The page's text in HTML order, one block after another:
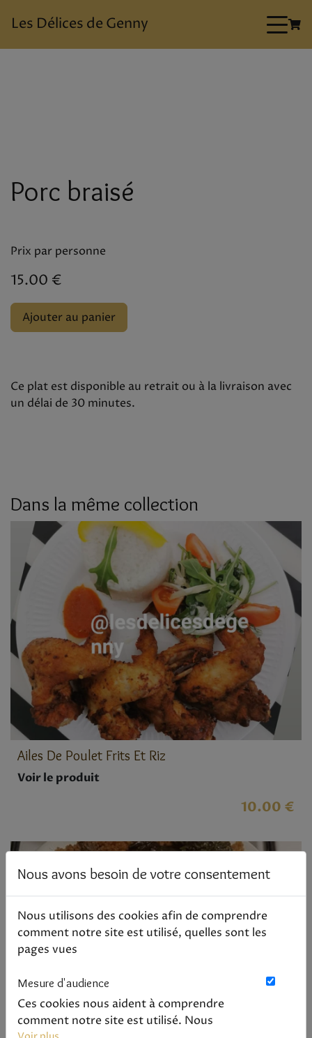
Les Délices de Genny
Porc braisé
Prix par personne
15.00 €
Ajouter au panier
Ce plat est disponible au retrait ou à la livraison avec
un délai de 30 minutes.
Dans la même collection
Ailes De Poulet Frits Et Riz
Voir le produit
10.00 €
Nous avons besoin de votre consentement
Nous utilisons des cookies afin de comprendre
comment notre site est utilisé, quelles sont les
pages vues
Mesure d'audience
Ces cookies nous aident à comprendre
comment notre site est utilisé. Nous